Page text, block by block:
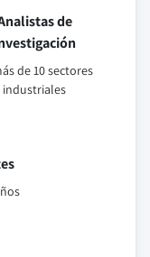
de
de 10 sectores
industriales